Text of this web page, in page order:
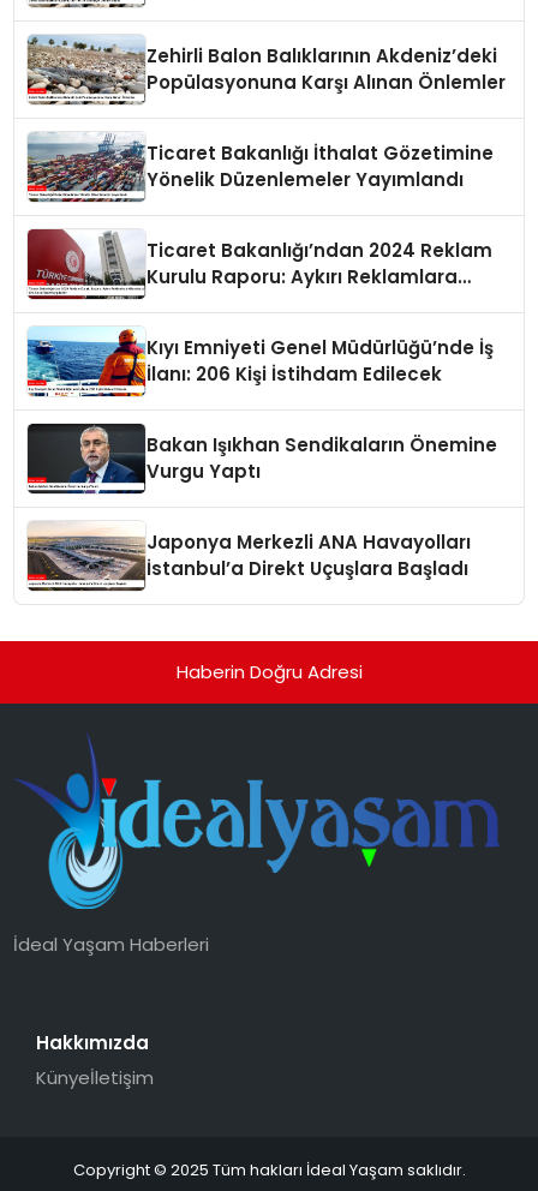
Zehirli Balon Balıklarının Akdeniz’deki
Popülasyonuna Karşı Alınan Önlemler
Ticaret Bakanlığı İthalat Gözetimine
Yönelik Düzenlemeler Yayımlandı
Ticaret Bakanlığı’ndan 2024 Reklam
Kurulu Raporu: Aykırı Reklamlara
Kıyı Emniyeti Genel Müdürlüğü’nde İş
İlanı: 206 Kişi İstihdam Edilecek
Bakan Işıkhan Sendikaların Önemine
Vurgu Yaptı
Japonya Merkezli ANA Havayolları
İstanbul’a Direkt Uçuşlara Başladı
Haberin Doğru Adresi
İdeal Yaşam Haberleri
Hakkımızda
Künyeİletişim
Copyright © 2025 Tüm hakları İdeal Yaşam saklıdır.